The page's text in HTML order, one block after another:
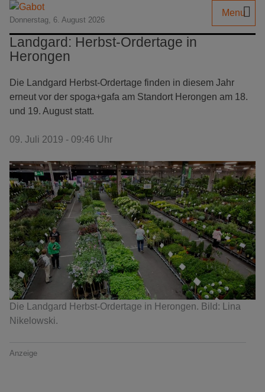
Donnerstag, 6. August 2026
Menu
Landgard: Herbst-Ordertage in
Herongen
Die Landgard Herbst-Ordertage finden in diesem Jahr
erneut vor der spoga+gafa am Standort Herongen am 18.
und 19. August statt.
09. Juli 2019 - 09:46 Uhr
Die Landgard Herbst-Ordertage in Herongen. Bild: Lina
Nikelowski.
Anzeige